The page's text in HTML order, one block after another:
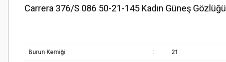
Carrera 376/S 086 50-21-145 Kadın Güneş Gözlüğü
Burun Kemiği : 21